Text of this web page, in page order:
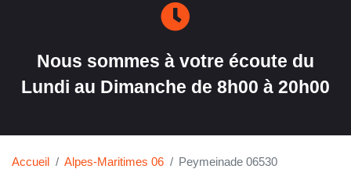
Nous sommes à votre écoute du
Lundi au Dimanche de 8h00 à 20h00
Accueil Alpes-Maritimes 06 Peymeinade 06530